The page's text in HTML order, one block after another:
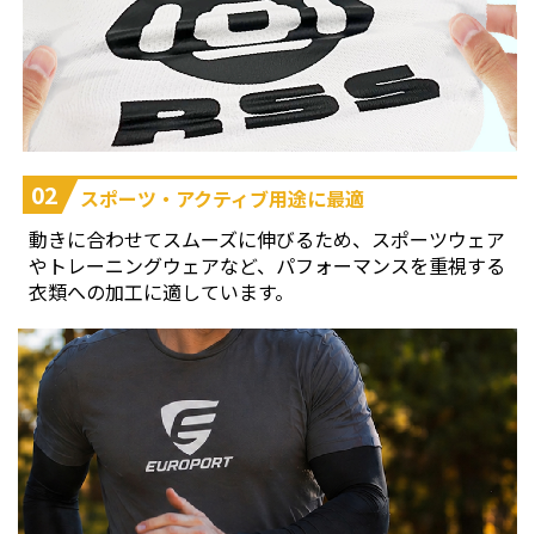
02
スポーツ・アクティブ用途に最適
動きに合わせてスムーズに伸びるため、スポーツウェア
やトレーニングウェアなど、パフォーマンスを重視する
衣類への加工に適しています。